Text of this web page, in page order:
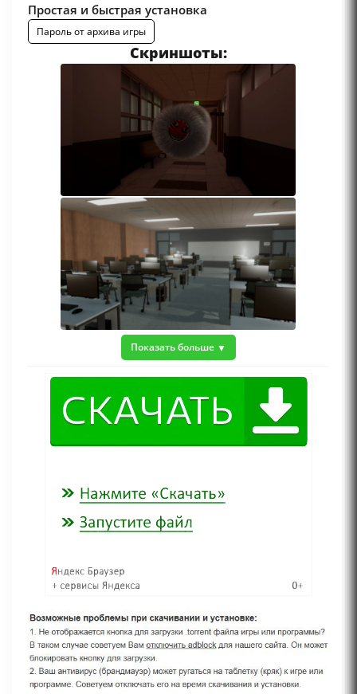
Простая и быстрая установка
Пароль от архива игры
Скриншоты:
Показать больше